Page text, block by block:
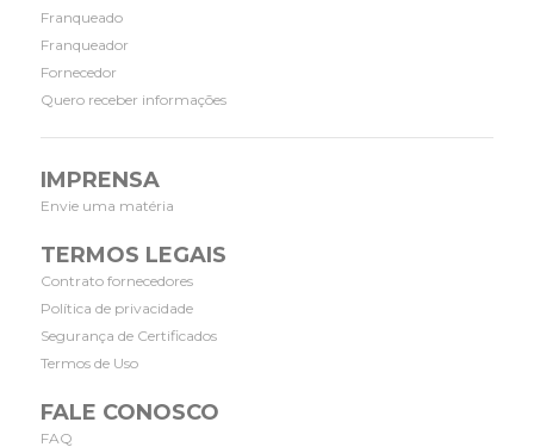
Franqueado
Franqueador
Fornecedor
Quero receber informações
IMPRENSA
Envie uma matéria
TERMOS LEGAIS
Contrato fornecedores
Política de privacidade
Segurança de Certificados
Termos de Uso
FALE CONOSCO
FAQ